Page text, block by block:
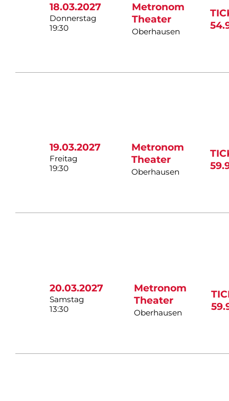
18.03.2027
Donnerstag
19:30
Metronom
Theater
Oberhausen
19.03.2027
Freitag
19:30
Metronom
Theater
Oberhausen
20.03.2027
Samstag
13:30
Metronom
Theater
Oberhausen